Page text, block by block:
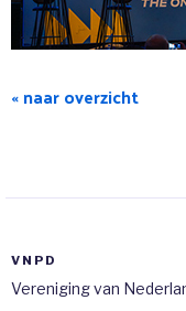
« naar overzicht
VNPD
Vereniging van